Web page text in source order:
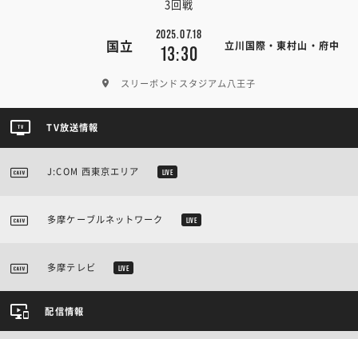
3回戦
国立
2025.07.18
13:30 立川国際・東村山・府中
スリーボンドスタジアム八王子
TV放送情報
J:COM 西東京エリア LIVE
多摩ケーブルネットワーク LIVE
多摩テレビ LIVE
配信情報